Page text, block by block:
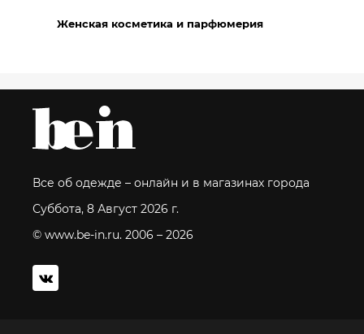
Женская косметика и парфюмерия
Все об одежде – онлайн и в магазинах города
Суббота, 8 Август 2026 г.
© www.be-in.ru. 2006 – 2026